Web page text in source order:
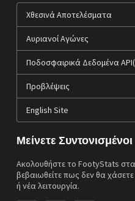
Χθεσινά Αποτελέσματα
Αυριανοί Αγώνες
Ποδοσφαιρικά Δεδομένα
Προβλέψεις
English Site
Μείνετε Συντονισμένοι
Ακολουθήστε το FootyStats
βεβαιωθείτε πως δεν θα
ή νέα λειτουργία.